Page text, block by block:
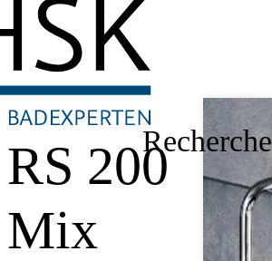
Recherche
RS 200
Mix